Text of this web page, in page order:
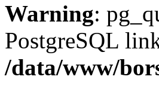
Warning:
PostgreSQL
/data/www/